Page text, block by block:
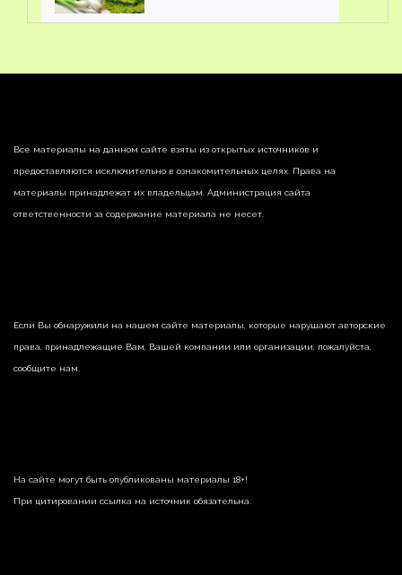
Все материалы на данном сайте взяты из открытых источников и
предоставляются исключительно в ознакомительных целях. Права на
материалы принадлежат их владельцам. Администрация сайта
ответственности за содержание материала не несет.
Если Вы обнаружили на нашем сайте материалы, которые нарушают авторские
права, принадлежащие Вам, Вашей компании или организации, пожалуйста,
сообщите нам.
На сайте могут быть опубликованы материалы 18+!
При цитировании ссылка на источник обязательна.